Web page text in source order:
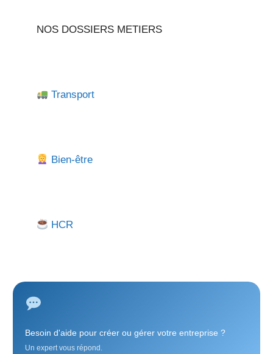
NOS DOSSIERS METIERS
Transport
Bien-être
HCR
Besoin d'aide pour créer ou gérer votre entreprise ?
Un expert vous répond.